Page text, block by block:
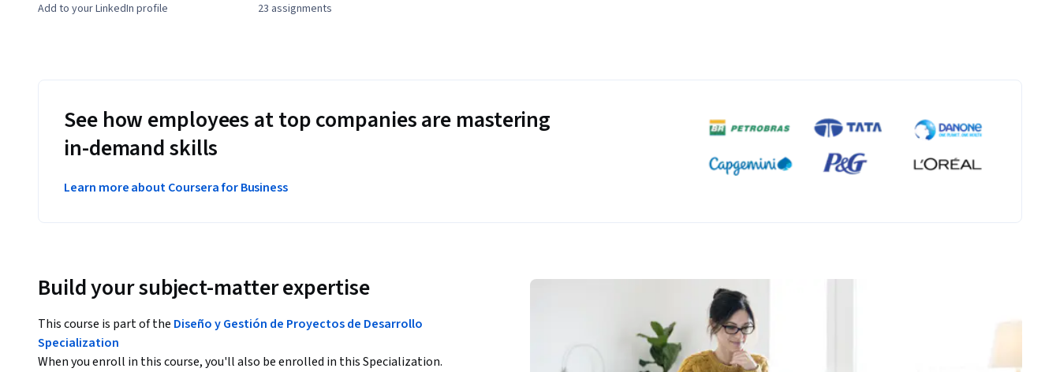
Add to your LinkedIn profile 23 assignments
See how employees at top companies are mastering
in-demand skills
Learn more about Coursera for Business
Build your subject-matter expertise
This course is part of the Diseño y Gestión de Proyectos de Desarrollo
Specialization
When you enroll in this course, you'll also be enrolled in this Specialization.